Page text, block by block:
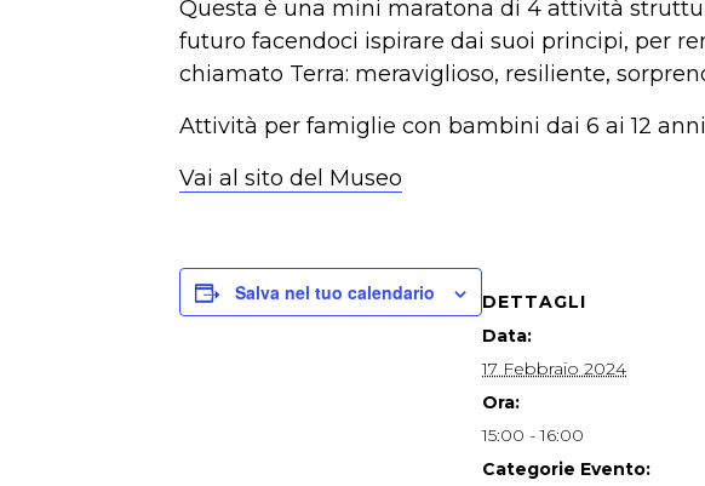
Questa è una mini maratona di 4 attività
futuro facendoci ispirare dai suoi principi, per
chiamato Terra: meraviglioso, resiliente,
Attività per famiglie con bambini dai 6 ai 12 anni
Vai al sito del Museo
Salva nel tuo calendario
DETTAGLI
Data:
17 Febbraio 2024
Ora:
15:00 - 16:00
Categorie Evento: